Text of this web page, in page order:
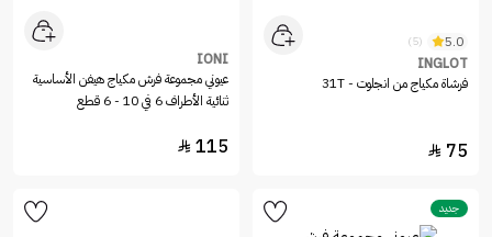
5.0
(5)
INGLOT
فرشاة مكياج من انجلوت - 31T
75

IONI
عيوني مجموعة فرش مكياج هيفن الأساسية
ثنائية الأطراف 6 في 10 - 6 قطع
115

جديد